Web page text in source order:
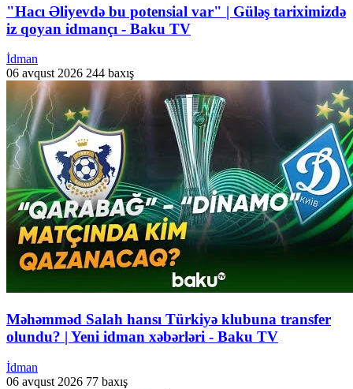
"Hacı Əliyevdə bu potensial var" | Güləş tariximizdə
iz qoyan idmançı - Baku TV
İdman
06 avqust 2026 244 baxış
Məhəmməd Salah hansı Türkiyə klubuna transfer
olundu? | Yeni idman xəbərləri - Baku TV
İdman
06 avqust 2026 77 baxış